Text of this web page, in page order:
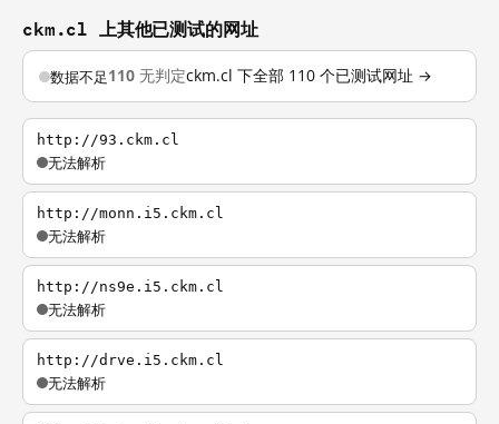
ckm.cl 上其他已测试的网址
数据不足110 无判定ckm.cl 下全部 110 个已测试网址 →
http://93.ckm.cl
无法解析
http://monn.i5.ckm.cl
无法解析
http://ns9e.i5.ckm.cl
无法解析
http://drve.i5.ckm.cl
无法解析